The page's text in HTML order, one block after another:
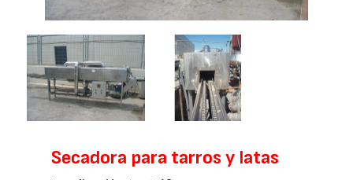
Secadora para tarros y latas